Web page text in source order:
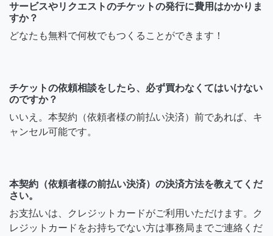
サービスやリクエストのチケットの発行に費用はかかりま
すか？
どなたも無料で何枚でもつくることができます！
チケットの依頼相談をしたら、必ず買わなくてはいけない
のですか？
いいえ。本契約（依頼者様の前払い決済）前であれば、キ
ャンセル可能です。
本契約（依頼者様の前払い決済）の決済方法を教えてくだ
さい。
お支払いは、クレジットカードがご利用いただけます。ク
レジットカードをお持ちでない方は事務局までご連絡くだ